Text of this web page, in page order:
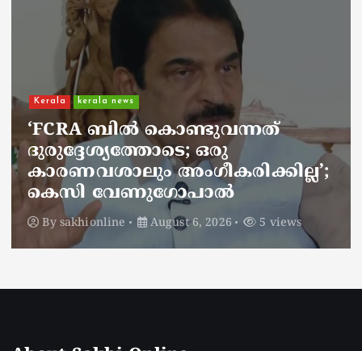
kerala news
ചാലിശേരിയില്‍ സര്‍ക്കാര്‍
ജനകീയ ആരോഗ്യകേന്ദ്രത്തില്‍
നഴ്സിന് അണലിയുടെ കടിയേറ്റു;
അണലിയുടെ കടിയേറ്റത്
ഡ്യൂട്ടിക്കിടെ
By sakhionline August 6, 2026 4 views